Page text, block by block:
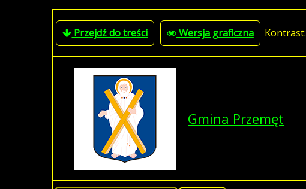
Przejdź do treści Wersja graficzna Kontrast:
Gmina Przemęt